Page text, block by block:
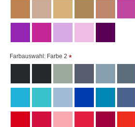
Farbauswahl: Farbe 2